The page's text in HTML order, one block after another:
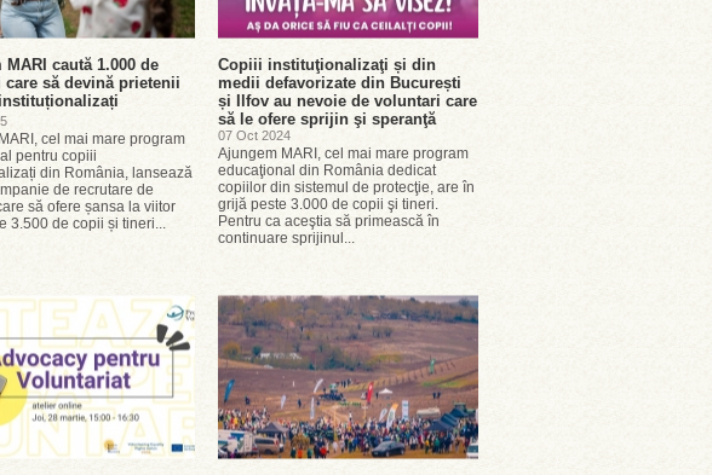
caută 1.000 de
să devină prietenii
cel mai mare program
pentru copiii
din România, lansează
de recrutare de
să ofere șansa la viitor
3.500 de copii și tineri...
Copiii instituţionalizaţi și din
medii defavorizate din București
și Ilfov au nevoie de voluntari care
să le ofere sprijin şi speranţă
07 Oct 2024
Ajungem MARI, cel mai mare program
educaţional din România dedicat
copiilor din sistemul de protecţie, are în
grijă peste 3.000 de copii şi tineri.
Pentru ca aceştia să primească în
continuare sprijinul...